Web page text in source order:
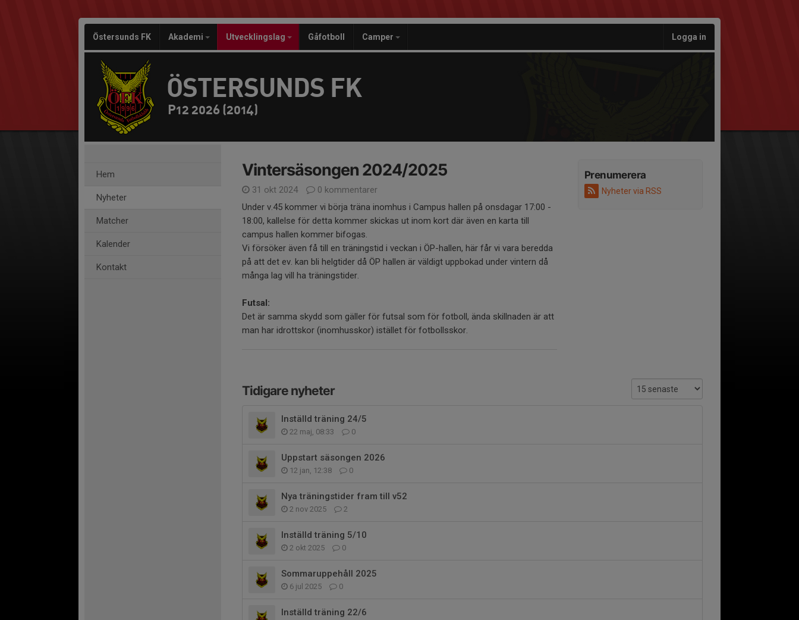
Östersunds FK Akademi Utvecklingslag Gåfotboll Camper Logga in
ÖSTERSUNDS FK
P12 2026 (2014)
Hem
Nyheter
Matcher
Kalender
Kontakt
Prenumerera
Nyheter via RSS
Vintersäsongen 2024/2025
31 okt 2024
0 kommentarer
Under v.45 kommer vi börja träna inomhus i Campus hallen på onsdagar 17:00 -
18:00, kallelse för detta kommer skickas ut inom kort där även en karta till
campus hallen kommer bifogas.
Vi försöker även få till en träningstid i veckan i ÖP-hallen, här får vi vara beredda
på att det ev. kan bli helgtider då ÖP hallen är väldigt uppbokad under vintern då
många lag vill ha träningstider.
Futsal:
Det är samma skydd som gäller för futsal som för fotboll, ända skillnaden är att
man har idrottskor (inomhusskor) istället för fotbollsskor.
Tidigare nyheter
Inställd träning 24/5
22 maj, 08:33 0
Uppstart säsongen 2026
12 jan, 12:38 0
Nya träningstider fram till v52
2 nov 2025 2
Inställd träning 5/10
2 okt 2025 0
Sommaruppehåll 2025
6 jul 2025 0
Inställd träning 22/6